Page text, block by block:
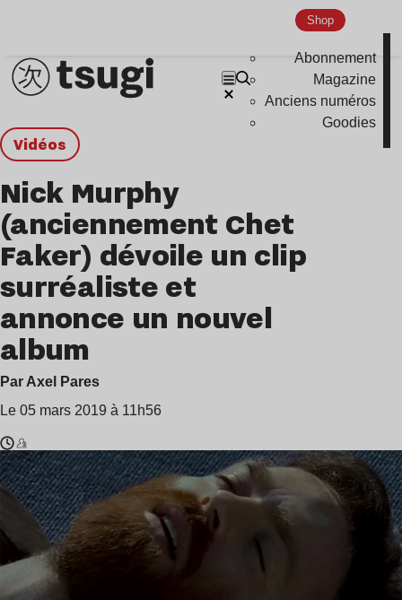
Shop
Abonnement
Magazine
Anciens numéros
Goodies
Vidéos
Nick Murphy
(anciennement Chet
Faker) dévoile un clip
surréaliste et
annonce un nouvel
album
Par Axel Pares
Le 05 mars 2019 à 11h56
Temps
de
lecture
min
Nick
Murphy
,
Chet
Faker